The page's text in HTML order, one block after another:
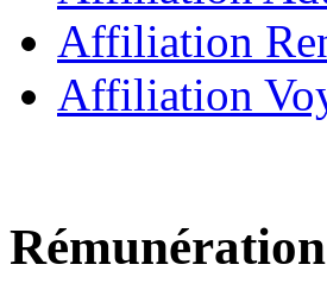
Affiliation
Affiliation
Rémunération